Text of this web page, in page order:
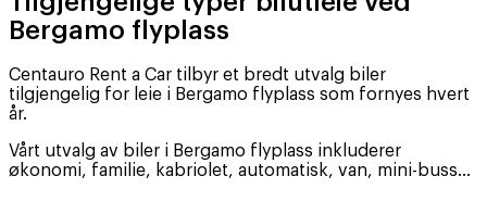
Bergamo flyplass
Centauro Rent a Car tilbyr et bredt utvalg biler
tilgjengelig for leie i Bergamo flyplass som fornyes hvert
år.
Vårt utvalg av biler i Bergamo flyplass inkluderer
økonomi, familie, kabriolet, automatisk, van, mini-buss…